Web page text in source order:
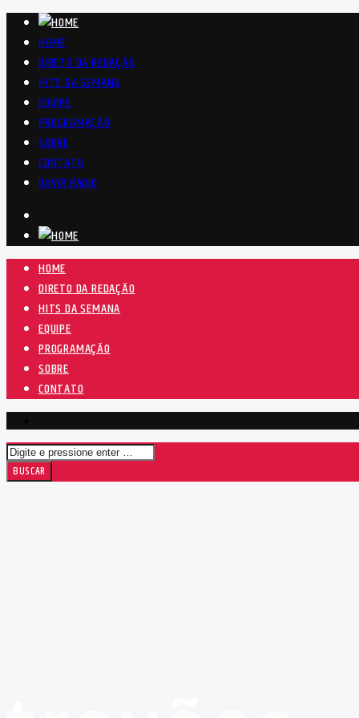
HOME
DIRETO DA REDAÇÃO
HITS DA SEMANA
EQUIPE
PROGRAMAÇÃO
SOBRE
CONTATO
OUVIR RÁDIO
HOME
DIRETO DA REDAÇÃO
HITS DA SEMANA
EQUIPE
PROGRAMAÇÃO
SOBRE
CONTATO